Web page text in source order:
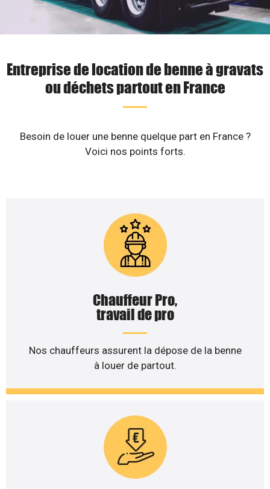
Entreprise de location de benne à gravats
ou déchets partout en France
Besoin de louer une benne quelque part en France ?
Voici nos points forts.
Chauffeur Pro,
travail de pro
Nos chauffeurs assurent la dépose de la benne
à louer de partout.